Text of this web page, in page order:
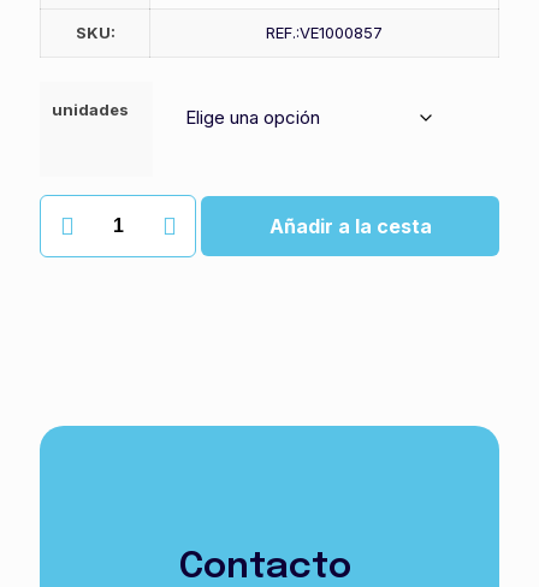
SKU: REF.:VE1000857
unidades
Mascarilla
blanca
Añadir a la cesta
Contacto